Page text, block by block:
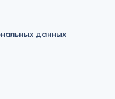
данных